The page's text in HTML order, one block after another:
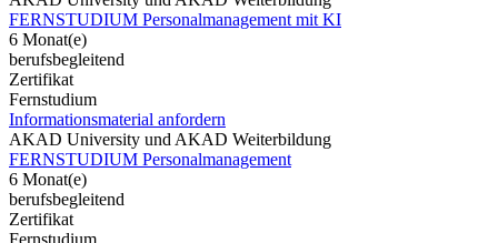
FERNSTUDIUM Personalmanagement mit KI
6 Monat(e)
berufsbegleitend
Zertifikat
Fernstudium
Informationsmaterial anfordern
AKAD University und AKAD Weiterbildung
FERNSTUDIUM Personalmanagement
6 Monat(e)
berufsbegleitend
Zertifikat
Fernstudium